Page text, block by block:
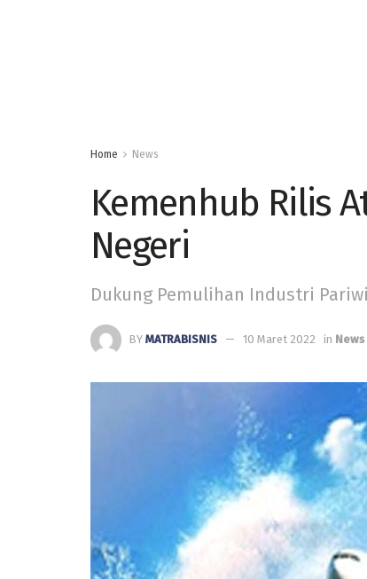
Home News
Kemenhub Rilis
Negeri
Dukung Pemulihan Industri
BY MATRABISNIS 10 Maret 2022 in News